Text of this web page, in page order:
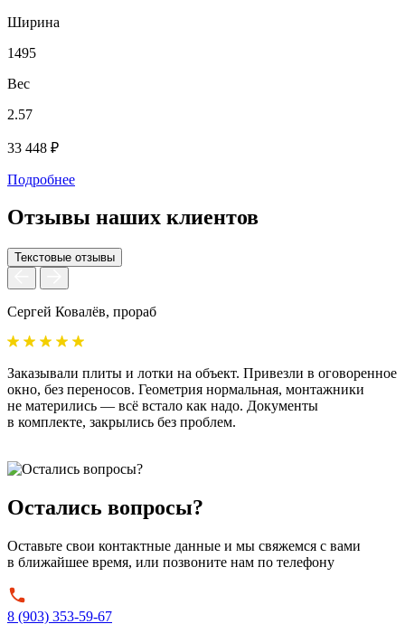
Ширина
1495
Вес
2.57
33 448 ₽
Подробнее
Отзывы наших клиентов
Текстовые отзывы
Сергей Ковалёв, прораб
Заказывали плиты и лотки на объект. Привезли в оговоренное
окно, без переносов. Геометрия нормальная, монтажники
не матерились — всё встало как надо. Документы
в комплекте, закрылись без проблем.
Остались вопросы?
Оставьте свои контактные данные и мы свяжемся с вами
в ближайшее время, или позвоните нам по телефону
8 (903) 353-59-67